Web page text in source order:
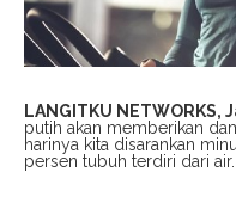
LANGITKU NETWORKS,
putih akan memberikan
harinya kita disarankan
persen tubuh terdiri dari air.